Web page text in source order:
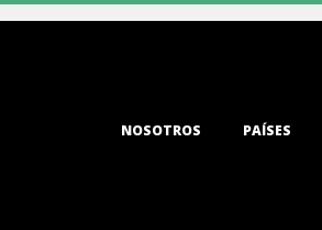
NOSOTROS PAÍSES